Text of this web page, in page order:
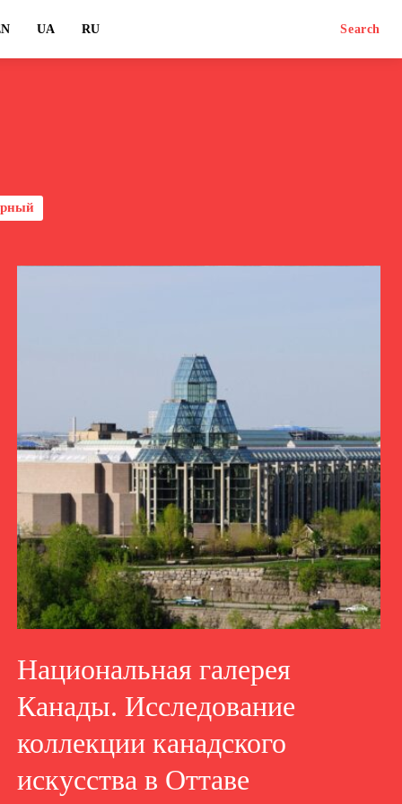
UA RU Search
Национальная галерея
Канады. Исследование
коллекции канадского
искусства в Оттаве